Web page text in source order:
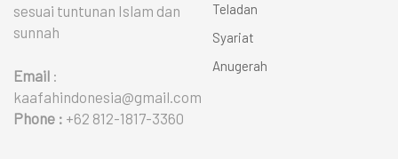
sesuai tuntunan Islam dan
sunnah
Email :
kaafahindonesia@gmail.com
Phone : +62 812-1817-3360
Teladan
Syariat
Anugerah